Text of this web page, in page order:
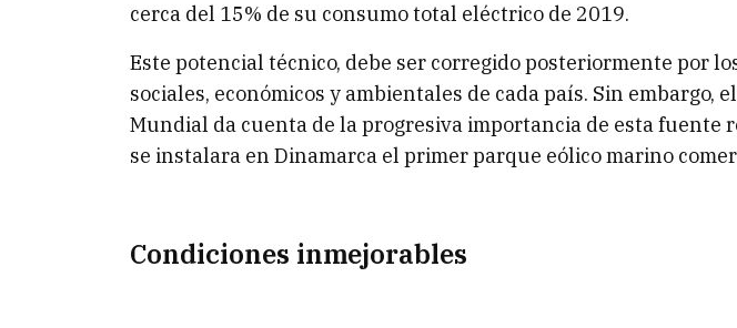
cerca del 15% de su consumo total eléctrico de 2019.
Este potencial técnico, debe ser corregido posteriormente por
sociales, económicos y ambientales de cada país. Sin embargo,
Mundial da cuenta de la progresiva importancia de esta fuente
se instalara en Dinamarca el primer parque eólico marino
Condiciones inmejorables